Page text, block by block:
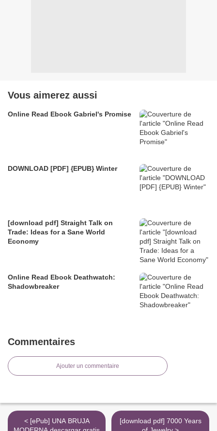
Vous aimerez aussi
Online Read Ebook Gabriel's Promise
DOWNLOAD [PDF] {EPUB} Winter
[download pdf] Straight Talk on
Trade: Ideas for a Sane World
Economy
Online Read Ebook Deathwatch:
Shadowbreaker
Commentaires
Ajouter un commentaire
< [ePub] UNA BRUJA
[download pdf] 7000 Years